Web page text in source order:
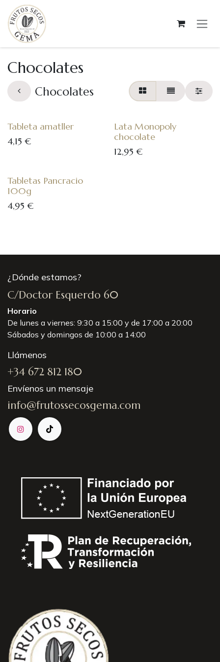
Ir al contenido
Chocolates
Chocolates
Tableta amatller
4,15 €
Lata Monopoly
chocolate
12,95 €
Tabletas Pancracio
100g
4,95 €
¿Dónde estamos?
C/Doctor Esquerdo 60
Horario
De lunes a viernes: 9:30 a 15:00 y de 17:00 a 20:00
Sábados y domingos de 10:00 a 14:00
Llámenos
+34 672 812 180
Envíenos un mensaje
info@frutossecosgema.com